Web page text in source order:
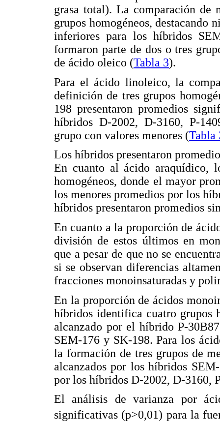
grasa total). La comparación de
grupos homogéneos, destacando
inferiores para los híbridos
formaron parte de dos o tres
de ácido oleico (Tabla 3).
Para el ácido linoleico, la
definición de tres grupos
198 presentaron promedios
híbridos D-2002, D-3160, P-
grupo con valores menores (Tabla
Los híbridos presentaron
En cuanto al ácido araquídico,
homogéneos, donde el mayor
los menores promedios por los
híbridos presentaron promedios
En cuanto a la proporción de
división de estos últimos en
que a pesar de que no se
si se observan diferencias
fracciones monoinsaturadas y
En la proporción de ácidos
híbridos identifica cuatro grupos
alcanzado por el híbrido P-
SEM-176 y SK-198. Para los
la formación de tres grupos de
alcanzados por los híbridos
por los híbridos D-2002, D-3160,
El análisis de varianza por
significativas (p>0,01) para la